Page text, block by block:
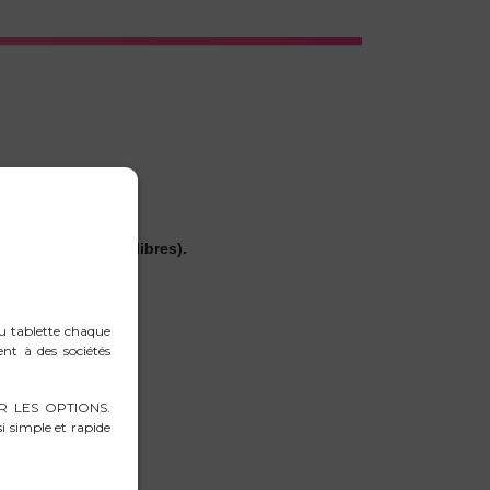
(fonction mains libres).
tablette chaque
à des sociétés
LES OPTIONS.
simple et rapide